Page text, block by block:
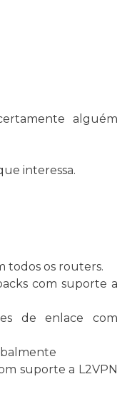
alguém
interessa.
todos os routers.
com suporte a
de enlace com
suporte a L2VPN